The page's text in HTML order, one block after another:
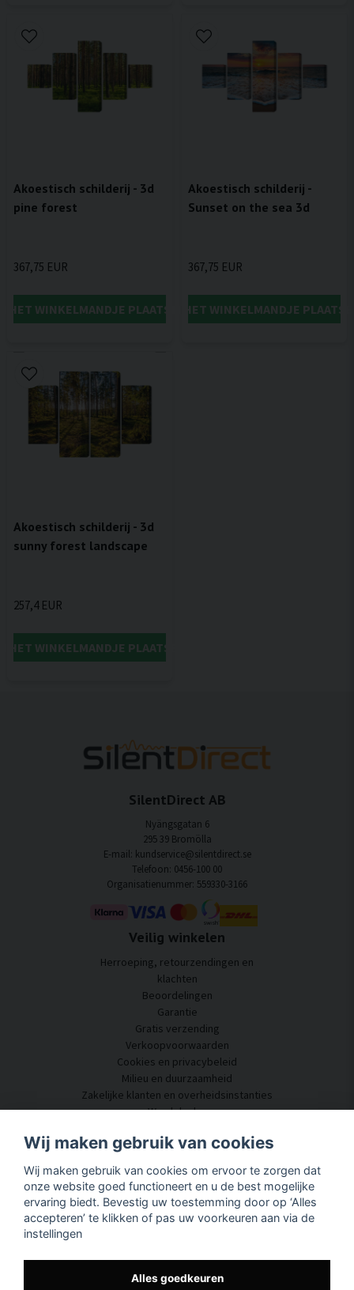
Akoestisch schilderij - 3d
pine forest
367,75 EUR
HET WINKELMANDJE PLAATSEN
Akoestisch schilderij -
Sunset on the sea 3d
367,75 EUR
IN HET WINKELMANDJE
Akoestisch schilderij - 3d
sunny forest landscape
257,4 EUR
HET WINKELMANDJE PLAATSEN
SilentDirect AB
Nyängsgatan 6
295 39 Bromölla
E-mail: kundservice@silentdirect.se
Telefoon: 0456-100 00
Organisatienummer: 559330-3166
Veilig winkelen
Herroeping, retourzendingen en
klachten
Beoordelingen
Garantie
Gratis verzending
Verkoopvoorwaarden
Cookies en privacybeleid
Milieu en duurzaamheid
Zakelijke klanten en overheidsinstanties
Word dealer
Klantenservice
Neem contact met ons op
Akoestisch advies
Montage en installatie
Vragen en antwoorden
Volg uw pakket hier
Wij maken gebruik van cookies
Wij maken gebruik van cookies om ervoor te zorgen dat
onze website goed functioneert en u de best mogelijke
ervaring biedt. Bevestig uw toestemming door op ‘Alles
accepteren’ te klikken of pas uw voorkeuren aan via de
instellingen
Alles goedkeuren